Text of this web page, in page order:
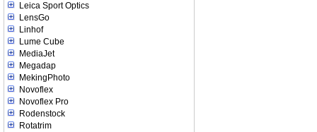
Leica Sport Optics
LensGo
Linhof
Lume Cube
MediaJet
Megadap
MekingPhoto
Novoflex
Novoflex Pro
Rodenstock
Rotatrim